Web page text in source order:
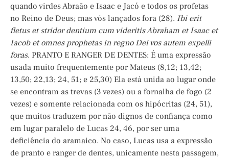
quando virdes Abraão e Isaac e Jacó e todos os profetas
no Reino de Deus; mas vós lançados fora (28). Ibi erit
fletus et stridor dentium cum videritis Abraham et Isaac et
Iacob et omnes prophetas in regno Dei vos autem expelli
foras. PRANTO E RANGER DE DENTES: É uma expressão
usada muito frequentemente por Mateus (8,12; 13,42;
13,50; 22,13; 24, 51; e 25,30) Ela está unida ao lugar onde
se encontram as trevas (3 vezes) ou a fornalha de fogo (2
vezes) e somente relacionada com os hipócritas (24, 51),
que muitos traduzem por não dignos de confiança como
em lugar paralelo de Lucas 24, 46, por ser uma
deficiência do aramaico. No caso, Lucas usa a expressão
de pranto e ranger de dentes, unicamente nesta passagem,